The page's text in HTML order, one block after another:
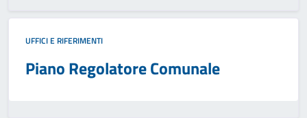
UFFICI E RIFERIMENTI
Piano Regolatore Comunale